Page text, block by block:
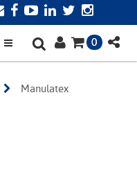
0
Manulatex